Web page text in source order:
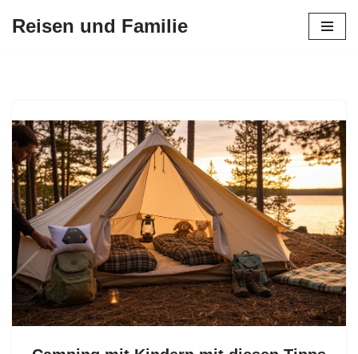
Reisen und Familie